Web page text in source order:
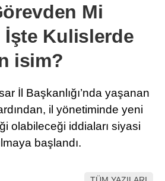
WhatsApp İhbar Hattı
Mi
İşte Kulislerde
isim?
İl Başkanlığı’nda yaşanan
il yönetiminde yeni
olabileceği iddiaları siyasi
başlandı.